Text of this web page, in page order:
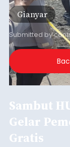
Gianyar
Submitted by
Sambut
Gelar
Gratis